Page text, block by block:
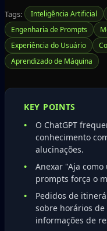
Tags: Inteligência Artificial
Engenharia de Prompts
Experiência do Usuário
Aprendizado de Máquina
KEY POINTS
O ChatGPT
conhecimento
alucinações.
Anexar "Aja
prompts força o
Pedidos de
sobre horários
informações de